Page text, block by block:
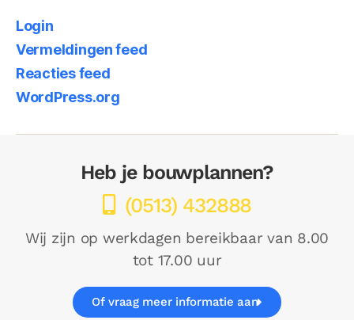
Login
Vermeldingen feed
Reacties feed
WordPress.org
Heb je bouwplannen?
(0513) 432888
Wij zijn op werkdagen bereikbaar van 8.00
tot 17.00 uur
Of vraag meer informatie aan